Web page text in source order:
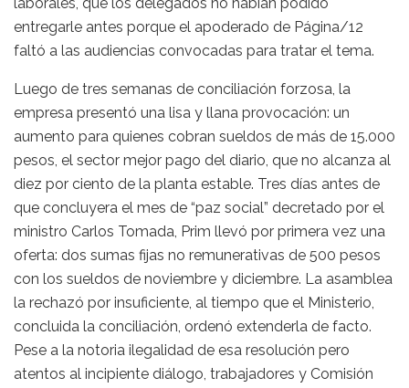
entregarle antes porque el apoderado de Página/12
faltó a las audiencias convocadas para tratar el tema.
Luego de tres semanas de conciliación forzosa, la
empresa presentó una lisa y llana provocación: un
aumento para quienes cobran sueldos de más de 15.000
pesos, el sector mejor pago del diario, que no alcanza al
diez por ciento de la planta estable. Tres días antes de
que concluyera el mes de “paz social” decretado por el
ministro Carlos Tomada, Prim llevó por primera vez una
oferta: dos sumas fijas no remunerativas de 500 pesos
con los sueldos de noviembre y diciembre. La asamblea
la rechazó por insuficiente, al tiempo que el Ministerio,
concluida la conciliación, ordenó extenderla de facto.
Pese a la notoria ilegalidad de esa resolución pero
atentos al incipiente diálogo, trabajadores y Comisión